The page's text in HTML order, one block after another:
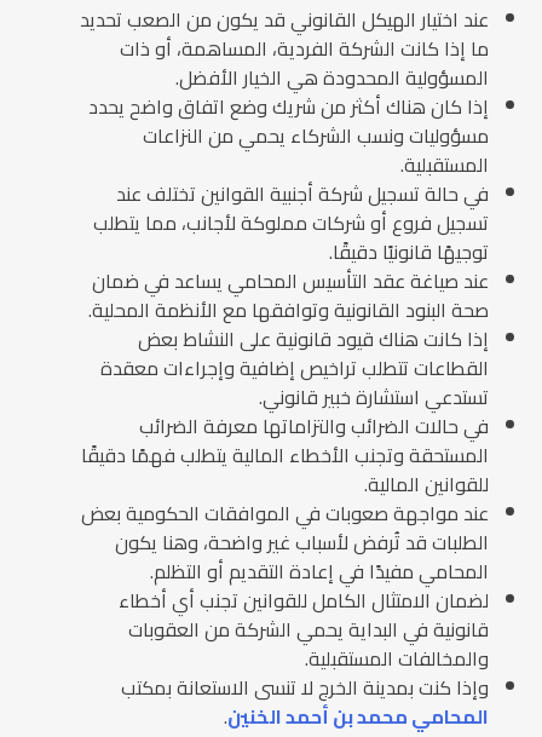
عند اختيار الهيكل القانوني قد يكون من الصعب تحديد
ما إذا كانت الشركة الفردية، المساهمة، أو ذات
المسؤولية المحدودة هي الخيار الأفضل.
إذا كان هناك أكثر من شريك وضع اتفاق واضح يحدد
مسؤوليات ونسب الشركاء يحمي من النزاعات
المستقبلية.
في حالة تسجيل شركة أجنبية القوانين تختلف عند
تسجيل فروع أو شركات مملوكة لأجانب، مما يتطلب
توجيهًا قانونيًا دقيقًا.
عند صياغة عقد التأسيس المحامي يساعد في ضمان
صحة البنود القانونية وتوافقها مع الأنظمة المحلية.
إذا كانت هناك قيود قانونية على النشاط بعض
القطاعات تتطلب تراخيص إضافية وإجراءات معقدة
تستدعي استشارة خبير قانوني.
في حالات الضرائب والتزاماتها معرفة الضرائب
المستحقة وتجنب الأخطاء المالية يتطلب فهمًا دقيقًا
للقوانين المالية.
عند مواجهة صعوبات في الموافقات الحكومية بعض
الطلبات قد تُرفض لأسباب غير واضحة، وهنا يكون
المحامي مفيدًا في إعادة التقديم أو التظلم.
لضمان الامتثال الكامل للقوانين تجنب أي أخطاء
قانونية في البداية يحمي الشركة من العقوبات
والمخالفات المستقبلية.
وإذا كنت بمدينة الخرج لا تنسى الاستعانة بمكتب
المحامي محمد بن أحمد الخنين.